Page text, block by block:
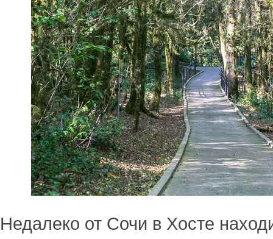
Недалеко от Сочи в Хосте